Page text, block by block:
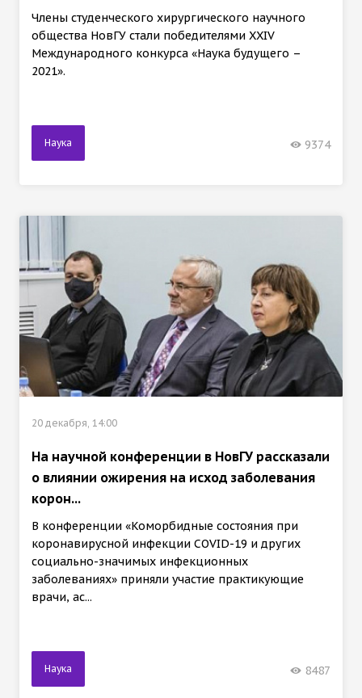
Члены студенческого хирургического научного
общества НовГУ стали победителями XXIV
Международного конкурса «Наука будущего –
2021».
Наука 9374
20 декабря, 14:00
На научной конференции в НовГУ рассказали
о влиянии ожирения на исход заболевания
корон...
В конференции «Коморбидные состояния при
коронавирусной инфекции COVID-19 и других
социально-значимых инфекционных
заболеваниях» приняли участие практикующие
врачи, ас...
Наука 8487